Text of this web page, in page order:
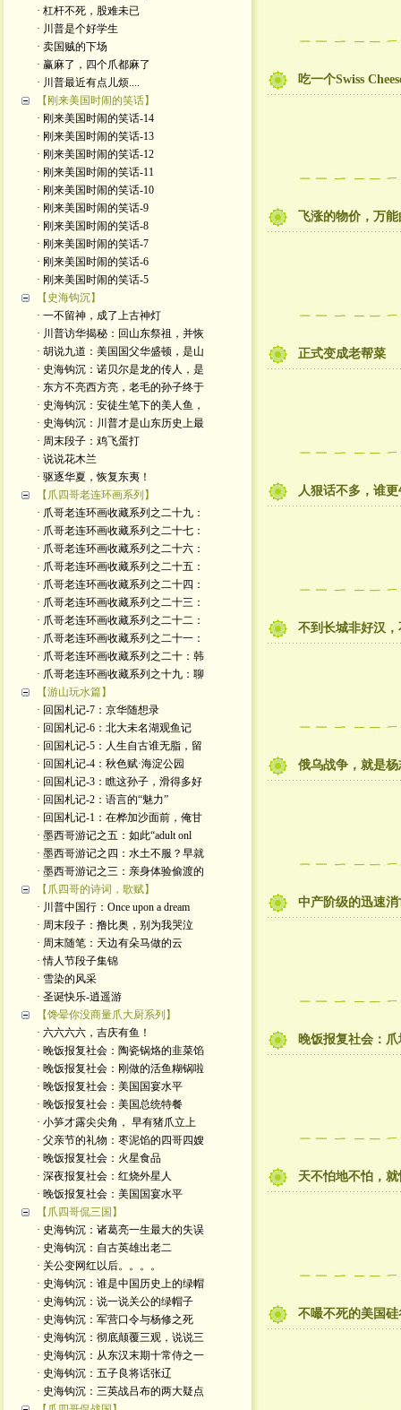
· 杠杆不死，股难未已
· 川普是个好学生
· 卖国贼的下场
· 赢麻了，四个爪都麻了
· 川普最近有点儿烦....
【刚来美国时闹的笑话】
· 刚来美国时闹的笑话-14
· 刚来美国时闹的笑话-13
· 刚来美国时闹的笑话-12
· 刚来美国时闹的笑话-11
· 刚来美国时闹的笑话-10
· 刚来美国时闹的笑话-9
· 刚来美国时闹的笑话-8
· 刚来美国时闹的笑话-7
· 刚来美国时闹的笑话-6
· 刚来美国时闹的笑话-5
【史海钩沉】
· 一不留神，成了上古神灯
· 川普访华揭秘：回山东祭祖，并恢
· 胡说九道：美国国父华盛顿，是山
· 史海钩沉：诺贝尔是龙的传人，是
· 东方不亮西方亮，老毛的孙子终于
· 史海钩沉：安徒生笔下的美人鱼，
· 史海钩沉：川普才是山东历史上最
· 周末段子：鸡飞蛋打
· 说说花木兰
· 驱逐华夏，恢复东夷！
【爪四哥老连环画系列】
· 爪哥老连环画收藏系列之二十九：
· 爪哥老连环画收藏系列之二十七：
· 爪哥老连环画收藏系列之二十六：
· 爪哥老连环画收藏系列之二十五：
· 爪哥老连环画收藏系列之二十四：
· 爪哥老连环画收藏系列之二十三：
· 爪哥老连环画收藏系列之二十二：
· 爪哥老连环画收藏系列之二十一：
· 爪哥老连环画收藏系列之二十：韩
· 爪哥老连环画收藏系列之十九：聊
【游山玩水篇】
· 回国札记-7：京华随想录
· 回国札记-6：北大未名湖观鱼记
· 回国札记-5：人生自古谁无脂，留
· 回国札记-4：秋色赋·海淀公园
· 回国札记-3：瞧这孙子，滑得多好
· 回国札记-2：语言的“魅力”
· 回国札记-1：在桦加沙面前，俺甘
· 墨西哥游记之五：如此“adult onl
· 墨西哥游记之四：水土不服？早就
· 墨西哥游记之三：亲身体验偷渡的
【爪四哥的诗词，歌赋】
· 川普中国行：Once upon a dream
· 周末段子：撸比奥，别为我哭泣
· 周末随笔：天边有朵马做的云
· 情人节段子集锦
· 雪染的风采
· 圣诞快乐-逍遥游
【馋晕你没商量爪大厨系列】
· 六六六六，吉庆有鱼！
· 晚饭报复社会：陶瓷锅烙的韭菜馅
· 晚饭报复社会：刚做的活鱼糊锅啦
· 晚饭报复社会：美国国宴水平
· 晚饭报复社会：美国总统特餐
· 小笋才露尖尖角， 早有猪爪立上
· 父亲节的礼物：枣泥馅的四哥四嫂
· 晚饭报复社会：火星食品
· 深夜报复社会：红烧外星人
· 晚饭报复社会：美国国宴水平
【爪四哥侃三国】
· 史海钩沉：诸葛亮一生最大的失误
· 史海钩沉：自古英雄出老二
· 关公变网红以后。。。。
· 史海钩沉：谁是中国历史上的绿帽
· 史海钩沉：说一说关公的绿帽子
· 史海钩沉：军营口令与杨修之死
· 史海钩沉：彻底颠覆三观，说说三
· 史海钩沉：从东汉末期十常侍之一
· 史海钩沉：五子良将话张辽
· 史海钩沉：三英战吕布的两大疑点
吃一个Swiss
飞涨的物价，万
正式变成老帮菜
人狠话不多，谁
不到长城非好汉
俄乌战争，就是
中产阶级的迅速
晚饭报复社会：爪
天不怕地不怕，
不嘬不死的美国